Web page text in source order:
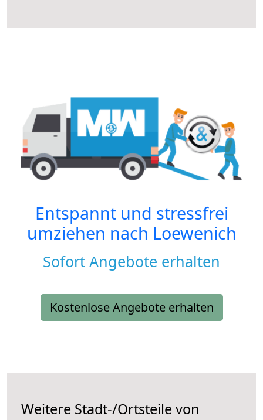
Entspannt und stressfrei
umziehen nach Loewenich
Sofort Angebote erhalten
Kostenlose Angebote erhalten
Weitere Stadt-/Ortsteile von